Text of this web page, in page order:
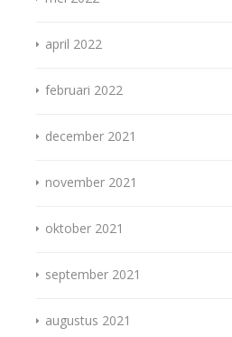
april 2022
februari 2022
december 2021
november 2021
oktober 2021
september 2021
augustus 2021